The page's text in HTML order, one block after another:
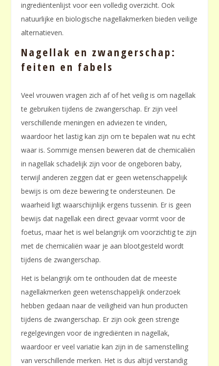
ingrediëntenlijst voor een volledig overzicht. Ook
natuurlijke en biologische nagellakmerken bieden veilige
alternatieven.
Nagellak en zwangerschap:
feiten en fabels
Veel vrouwen vragen zich af of het veilig is om nagellak
te gebruiken tijdens de zwangerschap. Er zijn veel
verschillende meningen en adviezen te vinden,
waardoor het lastig kan zijn om te bepalen wat nu echt
waar is. Sommige mensen beweren dat de chemicaliën
in nagellak schadelijk zijn voor de ongeboren baby,
terwijl anderen zeggen dat er geen wetenschappelijk
bewijs is om deze bewering te ondersteunen. De
waarheid ligt waarschijnlijk ergens tussenin. Er is geen
bewijs dat nagellak een direct gevaar vormt voor de
foetus, maar het is wel belangrijk om voorzichtig te zijn
met de chemicaliën waar je aan blootgesteld wordt
tijdens de zwangerschap.
Het is belangrijk om te onthouden dat de meeste
nagellakmerken geen wetenschappelijk onderzoek
hebben gedaan naar de veiligheid van hun producten
tijdens de zwangerschap. Er zijn ook geen strenge
regelgevingen voor de ingrediënten in nagellak,
waardoor er veel variatie kan zijn in de samenstelling
van verschillende merken. Het is dus altijd verstandig